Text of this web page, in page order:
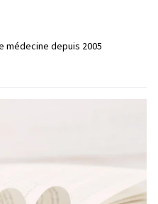
médecine depuis 2005